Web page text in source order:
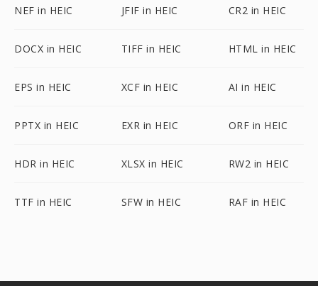
NEF in HEIC JFIF in HEIC CR2 in HEIC
DOCX in HEIC TIFF in HEIC HTML in HEIC
EPS in HEIC XCF in HEIC AI in HEIC
PPTX in HEIC EXR in HEIC ORF in HEIC
HDR in HEIC XLSX in HEIC RW2 in HEIC
TTF in HEIC SFW in HEIC RAF in HEIC